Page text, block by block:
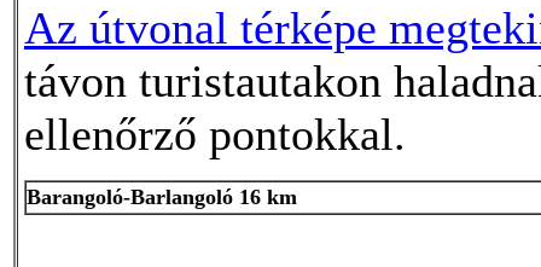
Az útvonal térképe
távon turistautakon
ellenőrző pontokkal.
Barangoló-Barlangoló 16 km